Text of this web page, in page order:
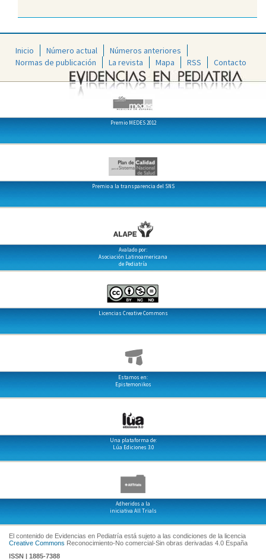
Inicio Número actual
Números anteriores
Normas de publicación
La revista Mapa RSS Contacto
Premio MEDES 2012
Premio a la transparencia del SNS
Avalado por:
Asociación Latinoamericana
de Pediatría
Licencias Creative Commons
Estamos en:
Epistemonikos
Una plataforma de:
Lúa Ediciones 3.0
Adheridos a la
iniciativa All Trials
El contenido de Evidencias en Pediatría está sujeto a las condiciones de la licencia
Creative Commons Reconocimiento-No comercial-Sin obras derivadas 4.0 España
ISSN | 1885-7388